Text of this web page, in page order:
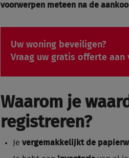
voorwerpen meteen na de
Uw woning beveiligen?
Vraag uw gratis offerte aan
Waarom je
registreren?
Je vergemakkelijkt de